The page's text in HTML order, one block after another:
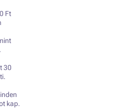
Ft
30
kap.